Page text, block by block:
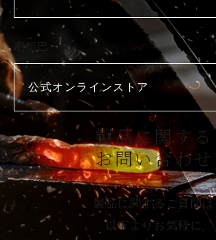
庖斬巴
公式オンラインストア
製品に関する
お問い合わせ
製品に関するご質問は
以下よりお気軽に